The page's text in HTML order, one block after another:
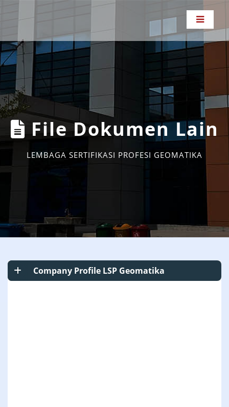
File Dokumen Lain
LEMBAGA SERTIFIKASI PROFESI GEOMATIKA
Company Profile LSP Geomatika